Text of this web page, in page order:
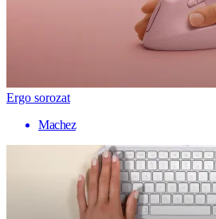
Ergo sorozat
Machez